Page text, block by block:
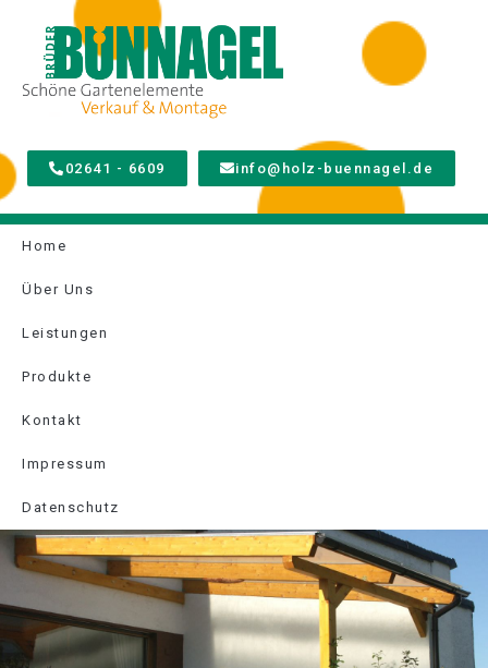
02641 - 6609 info@holz-buennagel.de
Home
Über Uns
Leistungen
Produkte
Kontakt
Impressum
Datenschutz